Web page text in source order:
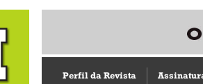
Perfil da Revista